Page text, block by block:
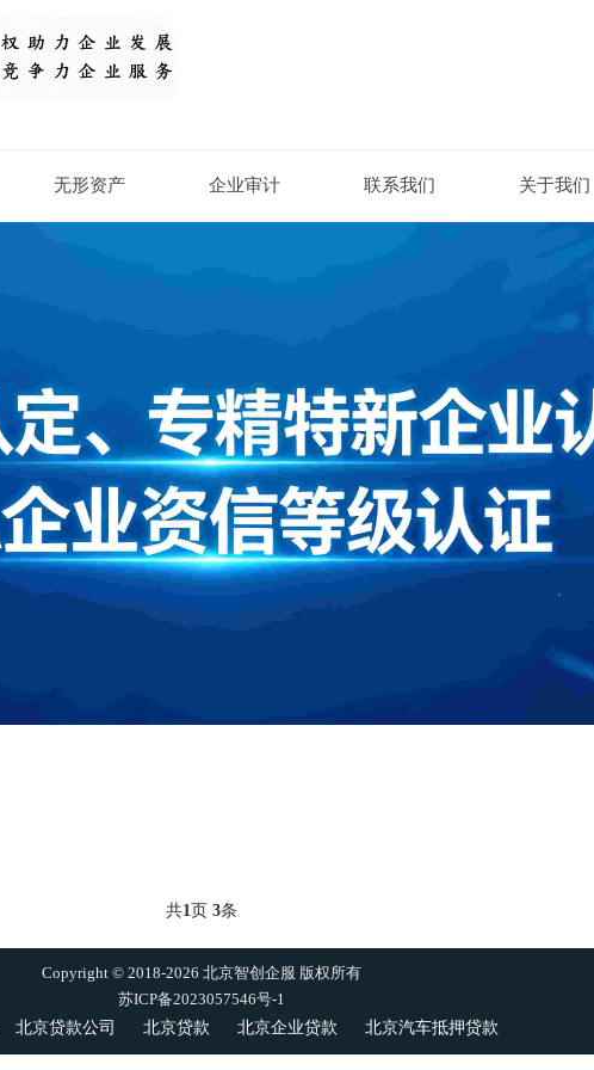
无形资产 企业审计 联系我们 关于我们
共1页 3条
Copyright © 2018-2026 北京智创企服 版权所有
苏ICP备2023057546号-1
北京贷款公司 北京贷款 北京企业贷款 北京汽车抵押贷款